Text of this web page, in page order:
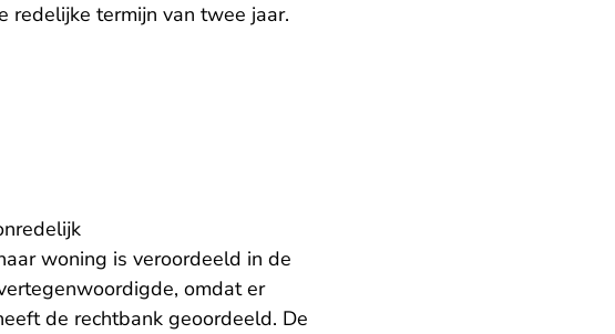
redelijke termijn van twee jaar.
woning is veroordeeld in de
omdat er
de rechtbank geoordeeld. De